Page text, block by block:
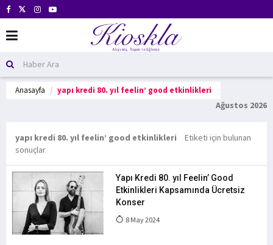
Anasayfa yapı kredi 80. yıl feelin’ good etkinlikleri
Ağustos 2026
yapı kredi 80. yıl feelin’ good etkinlikleri
Etiketi için bulunan
sonuçlar
Yapı Kredi 80. yıl Feelin’ Good
Etkinlikleri Kapsamında Ücretsiz
Konser
8 May 2024